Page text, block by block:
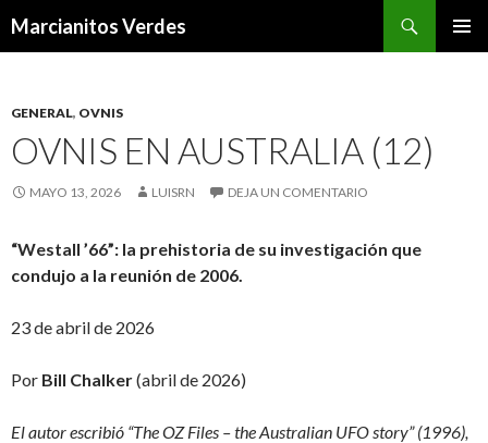
Marcianitos Verdes
GENERAL, OVNIS
OVNIS EN AUSTRALIA (12)
MAYO 13, 2026 LUISRN DEJA UN COMENTARIO
“Westall ’66”: la prehistoria de su investigación que
condujo a la reunión de 2006.
23 de abril de 2026
Por Bill Chalker(abril de 2026)
El autor escribió “The OZ Files – the Australian UFO story” (1996),